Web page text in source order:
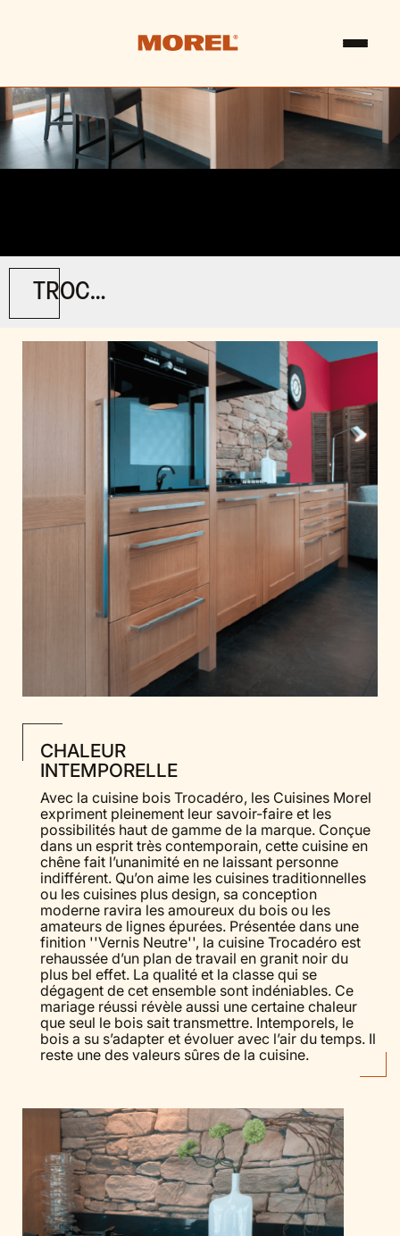
TROCADÉRO
CHALEUR
INTEMPORELLE
Avec la cuisine bois Trocadéro, les Cuisines Morel
expriment pleinement leur savoir-faire et les
possibilités haut de gamme de la marque. Conçue
dans un esprit très contemporain, cette cuisine en
chêne fait l’unanimité en ne laissant personne
indifférent. Qu’on aime les cuisines traditionnelles
ou les cuisines plus design, sa conception
moderne ravira les amoureux du bois ou les
amateurs de lignes épurées. Présentée dans une
finition ''Vernis Neutre'', la cuisine Trocadéro est
rehaussée d’un plan de travail en granit noir du
plus bel effet. La qualité et la classe qui se
dégagent de cet ensemble sont indéniables. Ce
mariage réussi révèle aussi une certaine chaleur
que seul le bois sait transmettre. Intemporels, le
bois a su s’adapter et évoluer avec l’air du temps. Il
reste une des valeurs sûres de la cuisine.